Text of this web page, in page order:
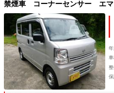
禁煙車 コーナーセンサー エマ
車
保